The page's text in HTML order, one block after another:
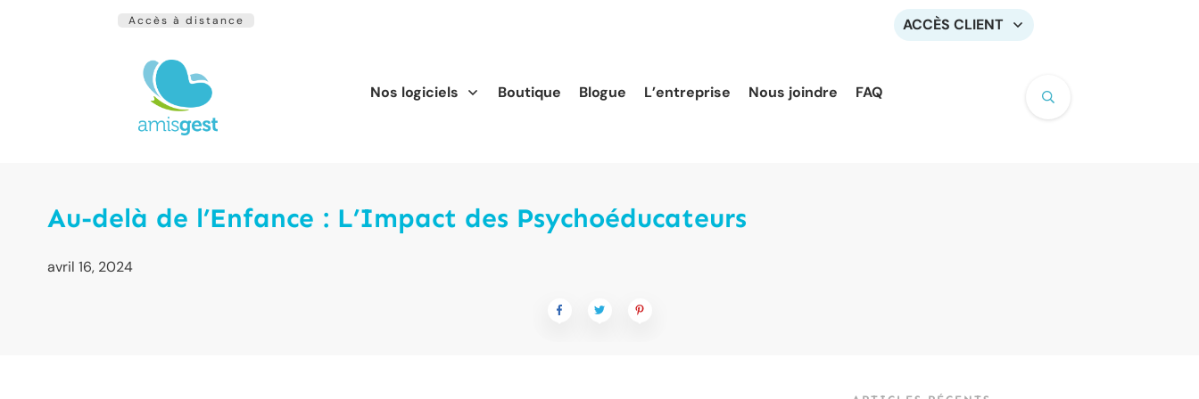
Accès à distance ACCÈS CLIENT
Nos logiciels Boutique Blogue L’entreprise Nous joindre FAQ
Au-delà de l’Enfance : L’Impact des Psychoéducateurs
avril 16, 2024